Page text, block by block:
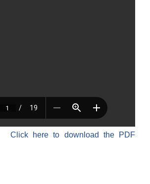
Click here to download the PDF